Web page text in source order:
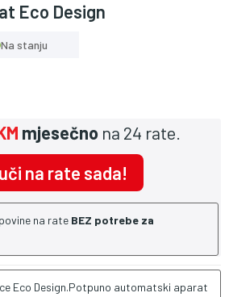
Eco Design
Na stanju
mjesečno na 24 rate.
na rate sada!
na rate BEZ potrebe za
Eco Design.Potpuno automatski aparat